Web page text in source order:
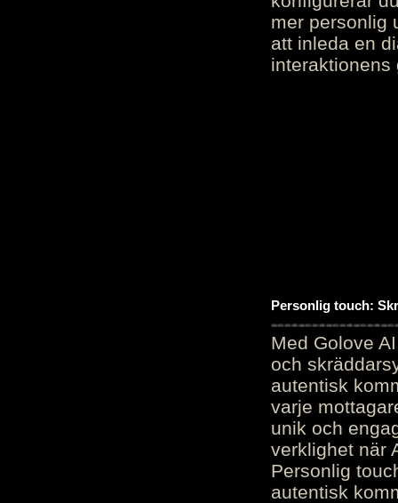
mer personlig
att inleda en
interaktionens
Personlig touch:
Med Golove
och
autentisk
varje
unik och
verklighet när
Personlig
autentisk